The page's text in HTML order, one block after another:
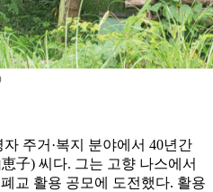
주거·복지 분야에서 40년간
子) 씨다. 그는 고향 나스에서
교 활용 공모에 도전했다. 활용